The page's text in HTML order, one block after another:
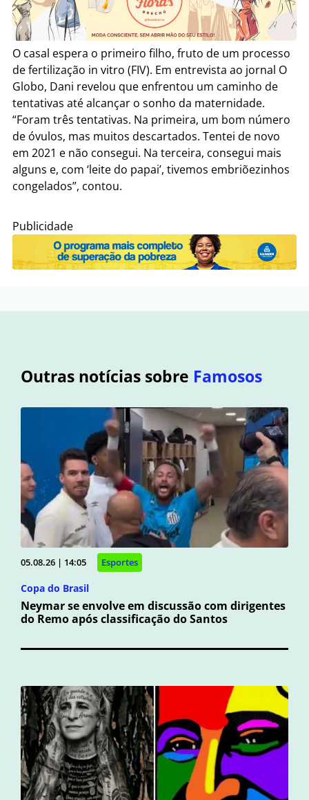
O casal espera o primeiro filho, fruto de um processo
de fertilização in vitro (FIV). Em entrevista ao jornal O
Globo, Dani revelou que enfrentou um caminho de
tentativas até alcançar o sonho da maternidade.
“Foram três tentativas. Na primeira, um bom número
de óvulos, mas muitos descartados. Tentei de novo
em 2021 e não consegui. Na terceira, consegui mais
alguns e, com ‘leite do papai’, tivemos embriõezinhos
congelados”, contou.
Publicidade
Outras notícias sobre Famosos
05.08.26 | 14:05 Esportes
Copa do Brasil
Neymar se envolve em discussão com dirigentes
do Remo após classificação do Santos